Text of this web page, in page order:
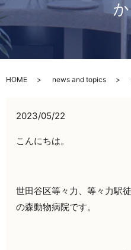
HOME news and topics
2023/05/22
こんにちは。
世田谷区等々力、等々力駅
の森動物病院です。